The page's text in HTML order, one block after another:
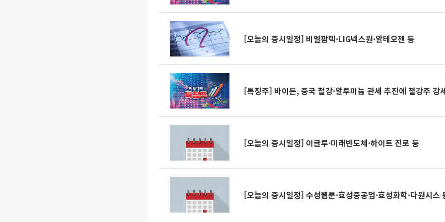
[오늘의 증시일정] 비엘팜텍·LIG넥스원·알테오젠 등
[특징주] 바이든, 중국 철강·알루미늄 관세 추진에 철강주 강
[오늘의 증시일정] 이글루·미래반도체·하이트 진로 등
[오늘의 증시일정] 수성웹툰·효성중공업·효성화학·다원시스